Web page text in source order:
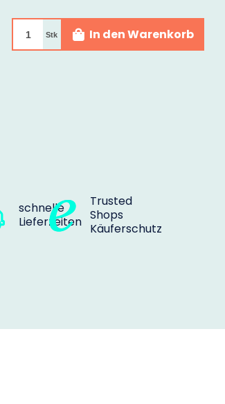
Stk In den Warenkorb
schnelle
Lieferzeiten
Trusted
Shops
Käuferschutz